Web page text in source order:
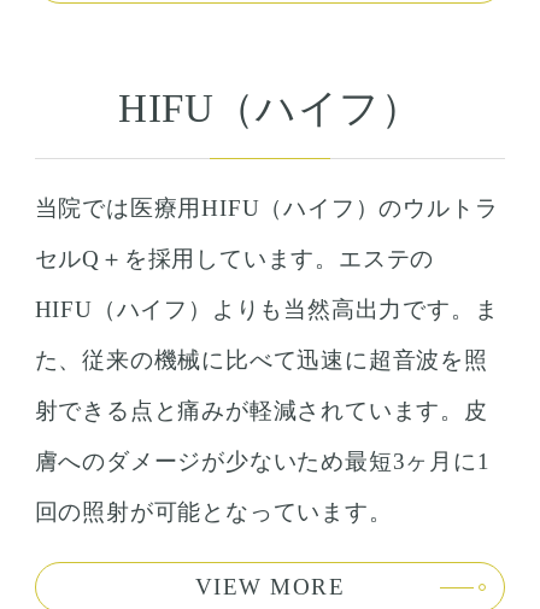
HIFU（ハイフ）
当院では医療用HIFU（ハイフ）のウルトラ
セルQ＋を採用しています。エステの
HIFU（ハイフ）よりも当然高出力です。ま
た、従来の機械に比べて迅速に超音波を照
射できる点と痛みが軽減されています。皮
膚へのダメージが少ないため最短3ヶ月に1
回の照射が可能となっています。
VIEW MORE